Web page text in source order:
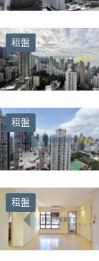
租盤
租盤
租盤